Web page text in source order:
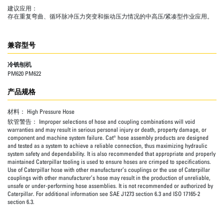
建议应用：
存在重复弯曲、循环脉冲压力突变和振动压力情况的中高压/紧凑型作业应用。
兼容型号
冷铣刨机
PM620 PM622
产品规格
材料： High Pressure Hose
软管警告： Improper selections of hose and coupling combinations will void
warranties and may result in serious personal injury or death, property damage, or
component and machine system failure. Cat® hose assembly products are designed
and tested as a system to achieve a reliable connection, thus maximizing hydraulic
system safety and dependability. It is also recommended that appropriate and properly
maintained Caterpillar tooling is used to ensure hoses are crimped to specifications.
Use of Caterpillar hose with other manufacturer’s couplings or the use of Caterpillar
couplings with other manufacturer’s hose may result in the production of unreliable,
unsafe or under-performing hose assemblies. It is not recommended or authorized by
Caterpillar. For additional information see SAE J1273 section 6.3 and ISO 17165-2
section 6.3.